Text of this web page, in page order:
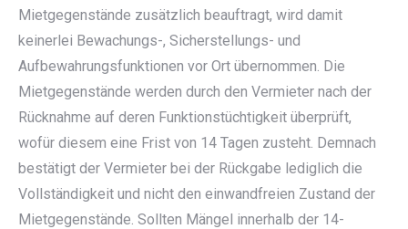
Mietgegenstände zusätzlich beauftragt, wird damit
keinerlei Bewachungs-, Sicherstellungs- und
Aufbewahrungsfunktionen vor Ort übernommen. Die
Mietgegenstände werden durch den Vermieter nach der
Rücknahme auf deren Funktionstüchtigkeit überprüft,
wofür diesem eine Frist von 14 Tagen zusteht. Demnach
bestätigt der Vermieter bei der Rückgabe lediglich die
Vollständigkeit und nicht den einwandfreien Zustand der
Mietgegenstände. Sollten Mängel innerhalb der 14-